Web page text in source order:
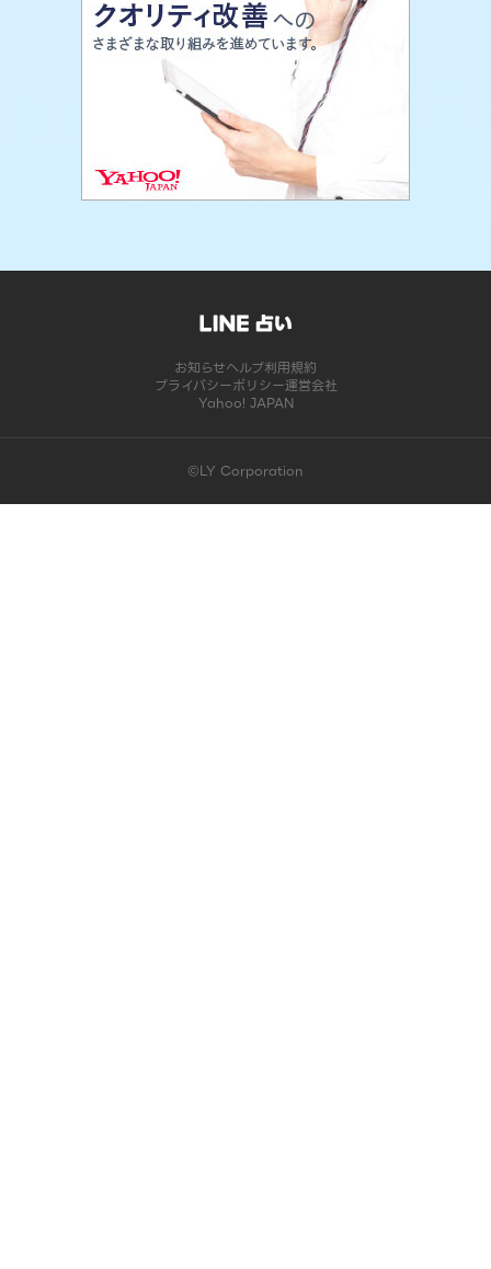
お知らせヘルプ利用規約
プライバシーポリシー運営会社
Yahoo! JAPAN
©LY Corporation
このコンテンツは掲載が終了しました | LINE占い